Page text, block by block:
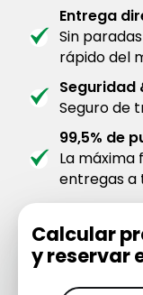
Entrega
Sin
rápido del
Seguridad
Seguro de
99,5% de
La
entregas a
Calcular
y reservar